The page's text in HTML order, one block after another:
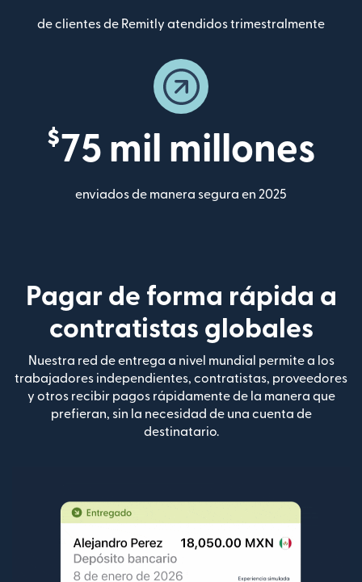
de clientes de Remitly atendidos trimestralmente
$75 mil millones
enviados de manera segura en 2025
Pagar de forma rápida a
contratistas globales
Nuestra red de entrega a nivel mundial permite a los
trabajadores independientes, contratistas, proveedores
y otros recibir pagos rápidamente de la manera que
prefieran, sin la necesidad de una cuenta de
destinatario.